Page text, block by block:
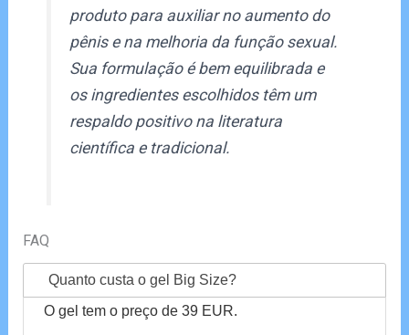
produto para auxiliar no aumento do
pênis e na melhoria da função sexual.
Sua formulação é bem equilibrada e
os ingredientes escolhidos têm um
respaldo positivo na literatura
científica e tradicional.
FAQ
Quanto custa o gel Big Size?
O gel tem o preço de 39 EUR.